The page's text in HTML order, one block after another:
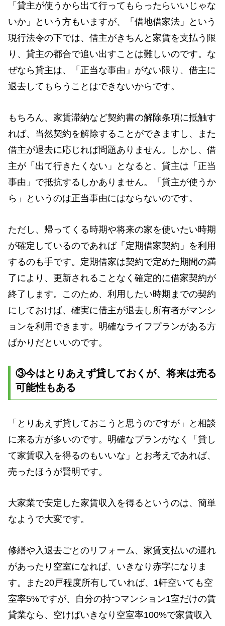
「貸主が使うから出て行ってもらったらいいじゃな
いか」という方もいますが、「借地借家法」という
現行法令の下では、借主がきちんと家賃を支払う限
り、貸主の都合で追い出すことは難しいのです。な
ぜなら貸主は、「正当な事由」がない限り、借主に
退去してもらうことはできないからです。
もちろん、家賃滞納など契約書の解除条項に抵触す
れば、当然契約を解除することができますし、また
借主が退去に応じれば問題ありません。しかし、借
主が「出て行きたくない」となると、貸主は「正当
事由」で抵抗するしかありません。「貸主が使うか
ら」というのは正当事由にはならないのです。
ただし、帰ってくる時期や将来の家を使いたい時期
が確定しているのであれば「定期借家契約」を利用
するのも手です。定期借家は契約で定めた期間の満
了により、更新されることなく確定的に借家契約が
終了します。このため、利用したい時期までの契約
にしておけば、確実に借主が退去し所有者がマンシ
ョンを利用できます。明確なライフプランがある方
ばかりだといいのです。
③今はとりあえず貸しておくが、将来は売る
可能性もある
「とりあえず貸しておこうと思うのですが」と相談
に来る方が多いのです。明確なプランがなく「貸し
て家賃収入を得るのもいいな」とお考えであれば、
売ったほうが賢明です。
大家業で安定した家賃収入を得るというのは、簡単
なようで大変です。
修繕や入退去ごとのリフォーム、家賃支払いの遅れ
があったり空室になれば、いきなり赤字になりま
す。また20戸程度所有していれば、1軒空いても空
室率5%ですが、自分の持つマンション1室だけの賃
貸業なら、空けばいきなり空室率100%で家賃収入